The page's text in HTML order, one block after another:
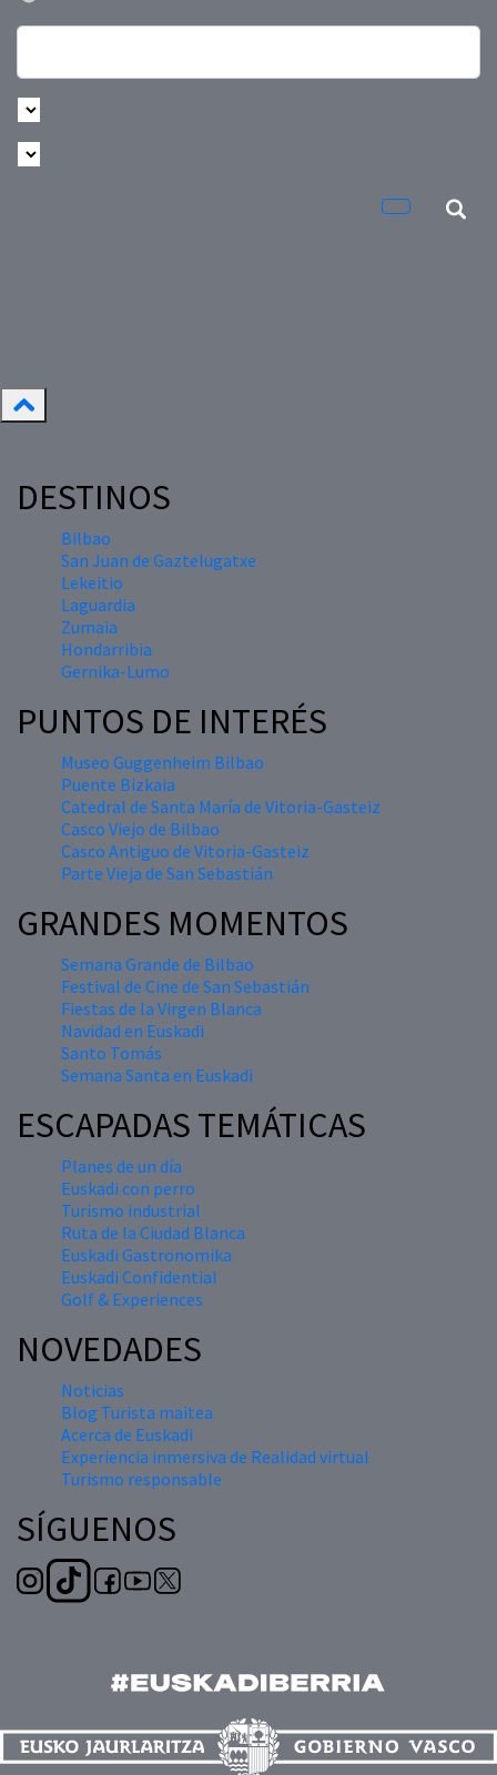
DESTINOS
Bilbao
San Juan de Gaztelugatxe
Lekeitio
Laguardia
Zumaia
Hondarribia
Gernika-Lumo
PUNTOS DE INTERÉS
Museo Guggenheim Bilbao
Puente Bizkaia
Catedral de Santa María de Vitoria-Gasteiz
Casco Viejo de Bilbao
Casco Antiguo de Vitoria-Gasteiz
Parte Vieja de San Sebastián
GRANDES MOMENTOS
Semana Grande de Bilbao
Festival de Cine de San Sebastián
Fiestas de la Virgen Blanca
Navidad en Euskadi
Santo Tomás
Semana Santa en Euskadi
ESCAPADAS TEMÁTICAS
Planes de un día
Euskadi con perro
Turismo industrial
Ruta de la Ciudad Blanca
Euskadi Gastronomika
Euskadi Confidential
Golf & Experiences
NOVEDADES
Noticias
Blog Turista maitea
Acerca de Euskadi
Experiencia inmersiva de Realidad virtual
Turismo responsable
SÍGUENOS